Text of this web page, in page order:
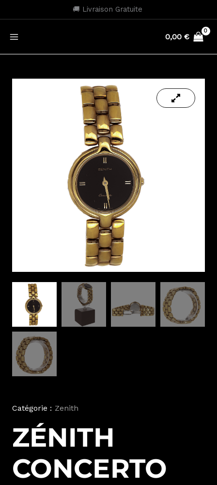
au
🚚 Livraison Gratuite
0,00 €
Catégorie : Zenith
ZÉNITH
CONCERTO